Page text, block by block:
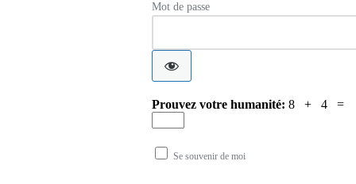
Mot de passe
Prouvez votre humanité: 8 + 4 =
Se souvenir de moi